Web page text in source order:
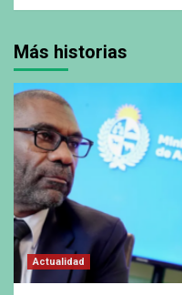
Más historias
Actualidad